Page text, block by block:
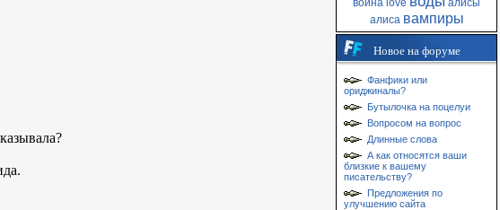
война love
алисы
алиса вампиры
Новое на форуме
Фанфики или
ориджиналы?
Бутылочка на поцелуи
Вопросом на вопрос
Длинные слова
А как относятся ваши
близкие к вашему
писательству?
Предложения по
улучшению сайта